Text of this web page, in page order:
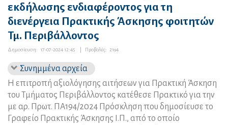
εκδήλωσης ενδιαφέροντος για τη
διενέργεια Πρακτικής Άσκησης φοιτητών
Τμ. Περιβάλλοντος
Δημοσίευση: 17-07-2024 12:45 Προβολές: 2194
Συνημμένα αρχεία
Η επιτροπή αξιολόγησης αιτήσεων για Πρακτική Άσκηση
του Τμήματος Περιβάλλοντος κατέθεσε Πρακτικό για την
με αρ. Πρωτ. ΠΑ194/2024 Πρόσκληση που δημοσίευσε το
Γραφείο Πρακτικής Άσκησης Ι.Π., από το οποίο